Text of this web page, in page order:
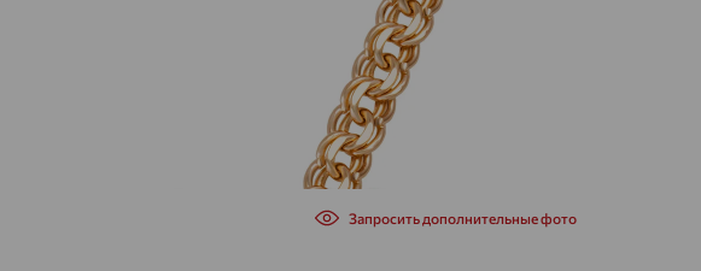
Запросить дополнительные фото